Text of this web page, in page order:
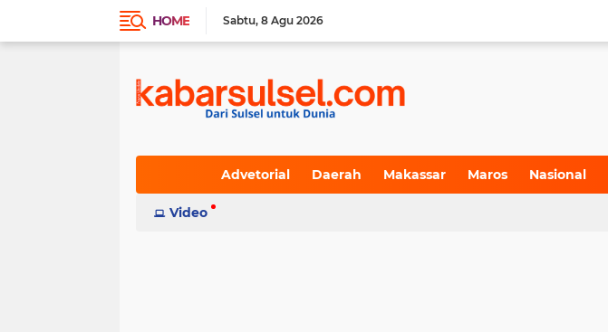
HOME Sabtu 8 Agu 2026
Indeks
Advetorial Daerah Makassar Maros Nasional
Video